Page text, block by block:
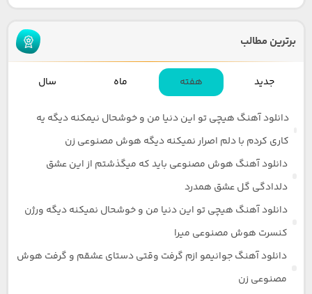
برترین مطالب
جدید هفته ماه سال
دانلود آهنگ هیچی تو این دنیا من و خوشحال نیمکنه دیگه یه
کاری کردم با دلم اصرار نمیکنه دیگه هوش مصنوعی زن
دانلود آهنگ هوش مصنوعی باید که میگذشتم از این عشق
دلدادگی گل عشق همدرد
دانلود آهنگ هیچی تو این دنیا من و خوشحال نمیکنه دیگه ورژن
کنسرت هوش مصنوعی میرا
دانلود آهنگ جوانیمو ازم گرفت وقتی دستای عشقم و گرفت هوش
مصنوعی زن